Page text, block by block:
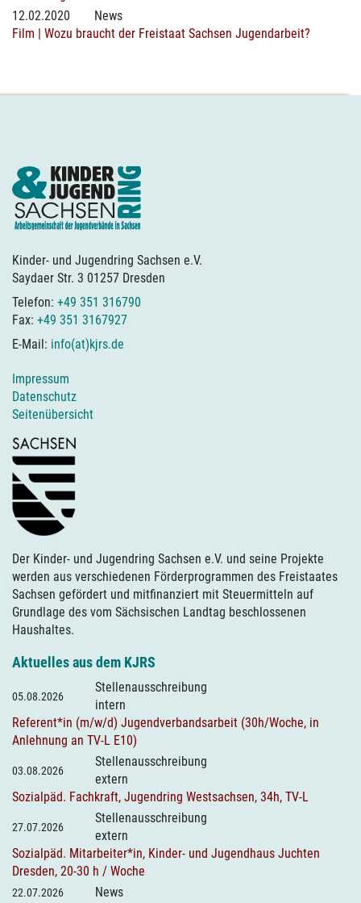
12.02.2020
News
Film | Wozu braucht der Freistaat Sachsen Jugendarbeit?
Kinder- und Jugendring Sachsen e.V.
Saydaer Str. 3 01257 Dresden
Telefon: +49 351 316790
Fax: +49 351 3167927
E-Mail: info(at)kjrs.de
Impressum
Datenschutz
Seitenübersicht
Der Kinder- und Jugendring Sachsen e.V. und seine Projekte
werden aus verschiedenen Förderprogrammen des Freistaates
Sachsen gefördert und mitfinanziert mit Steuermitteln auf
Grundlage des vom Sächsischen Landtag beschlossenen
Haushaltes.
Aktuelles aus dem KJRS
05.08.2026
Stellenausschreibung
intern
Referent*in (m/w/d) Jugendverbandsarbeit (30h/Woche, in
Anlehnung an TV-L E10)
03.08.2026
Stellenausschreibung
extern
Sozialpäd. Fachkraft, Jugendring Westsachsen, 34h, TV-L
27.07.2026
Stellenausschreibung
extern
Sozialpäd. Mitarbeiter*in, Kinder- und Jugendhaus Juchten
Dresden, 20-30 h / Woche
22.07.2026
News